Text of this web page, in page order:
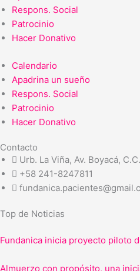
Respons. Social
Patrocinio
Hacer Donativo
Calendario
Apadrina un sueño
Respons. Social
Patrocinio
Hacer Donativo
Contacto
Urb. La Viña, Av. Boyacá,
+58 241-8247811
Top de Noticias
Fundanica inicia proyecto piloto
Almuerzo con propósito, una